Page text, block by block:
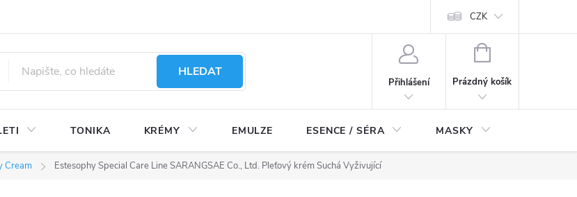
CZK
HLEDAT
Přihlášení
NÁKUPNÍ
Prázdný košík
TONIKA KRÉMY EMULZE ESENCE / SÉRA MASKY
Cream Estesophy Special Care Line SARANGSAE Co., Ltd. Pleťový krém Suchá Vyživující